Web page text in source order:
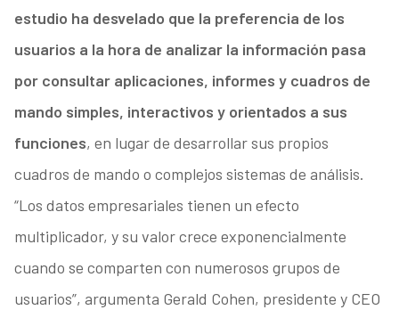
estudio ha desvelado que la preferencia de los
usuarios a la hora de analizar la información pasa
por consultar aplicaciones, informes y cuadros de
mando simples, interactivos y orientados a sus
funciones, en lugar de desarrollar sus propios
cuadros de mando o complejos sistemas de análisis.
“Los datos empresariales tienen un efecto
multiplicador, y su valor crece exponencialmente
cuando se comparten con numerosos grupos de
usuarios”, argumenta Gerald Cohen, presidente y CEO